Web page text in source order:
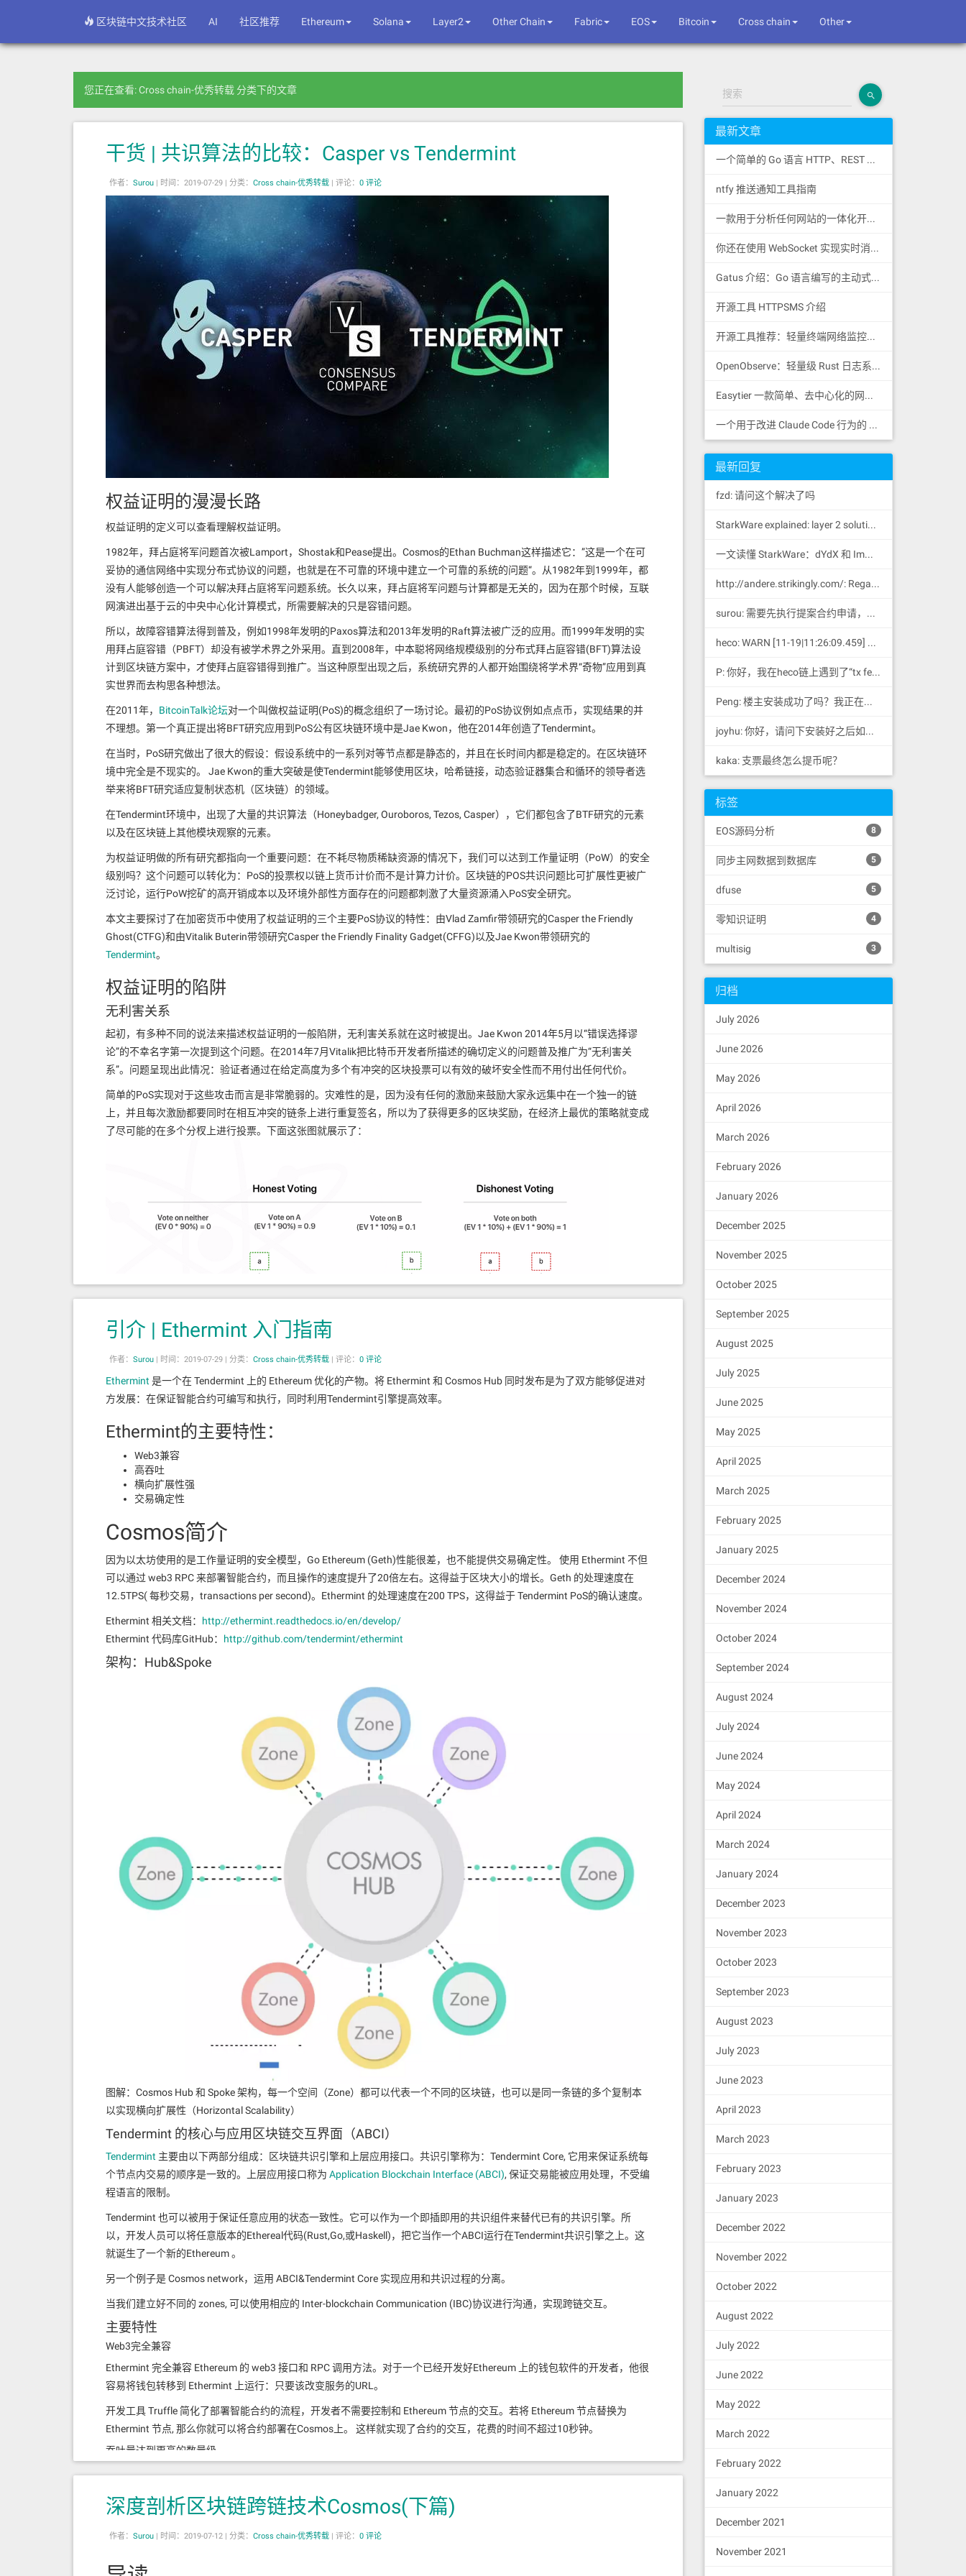
区块链中文技术社区 AI 社区推荐 Ethereum Solana Layer2 Other Chain Fabric EOS Bitcoin Cross chain Other
您正在查看: Cross chain-优秀转载 分类下的文章
干货 | 共识算法的比较：Casper vs Tendermint
作者： Surou | 时间：2019-07-29 | 分类： Cross chain-优秀转载 | 评论： 0 评论
权益证明的漫漫长路
权益证明的定义可以查看理解权益证明。
1982年，拜占庭将军问题首次被Lamport，Shostak和Pease提出。Cosmos的Ethan Buchman这样描述它：”这是一个在可
妥协的通信网络中实现分布式协议的问题，也就是在不可靠的环境中建立一个可靠的系统的问题“。从1982年到1999年，都
没有人能够创造一个可以解决拜占庭将军问题系统。长久以来，拜占庭将军问题与计算都是无关的，因为在那个时候，互联
网演进出基于云的中央中心化计算模式，所需要解决的只是容错问题。
所以，故障容错算法得到普及，例如1998年发明的Paxos算法和2013年发明的Raft算法被广泛的应用。而1999年发明的实
用拜占庭容错（PBFT）却没有被学术界之外采用。直到2008年，中本聪将网络规模级别的分布式拜占庭容错(BFT)算法设
计到区块链方案中，才使拜占庭容错得到推广。当这种原型出现之后，系统研究界的人都开始围绕将学术界“奇物”应用到真
实世界而去构思各种想法。
在2011年， BitcoinTalk论坛对一个叫做权益证明(PoS)的概念组织了一场讨论。最初的PoS协议例如点点币，实现结果的并
不理想。第一个真正提出将BFT研究应用到PoS公有区块链环境中是Jae Kwon，他在2014年创造了Tendermint。
在当时，PoS研究做出了很大的假设：假设系统中的一系列对等节点都是静态的，并且在长时间内都是稳定的。在区块链环
境中完全是不现实的。 Jae Kwon的重大突破是使Tendermint能够使用区块，哈希链接，动态验证器集合和循环的领导者选
举来将BFT研究适应复制状态机（区块链）的领域。
在Tendermint环境中，出现了大量的共识算法（Honeybadger, Ouroboros, Tezos, Casper），它们都包含了BTF研究的元素
以及在区块链上其他模块观察的元素。
为权益证明做的所有研究都指向一个重要问题：在不耗尽物质稀缺资源的情况下，我们可以达到工作量证明（PoW）的安全
级别吗？这个问题可以转化为：PoS的投票权以链上货币计价而不是计算力计价。区块链的POS共识问题比可扩展性更被广
泛讨论，运行PoW挖矿的高开销成本以及环境外部性方面存在的问题都刺激了大量资源涌入PoS安全研究。
本文主要探讨了在加密货币中使用了权益证明的三个主要PoS协议的特性：由Vlad Zamfir带领研究的Casper the Friendly
Ghost(CTFG)和由Vitalik Buterin带领研究Casper the Friendly Finality Gadget(CFFG)以及Jae Kwon带领研究的
Tendermint。
权益证明的陷阱
无利害关系
起初，有多种不同的说法来描述权益证明的一般陷阱，无利害关系就在这时被提出。Jae Kwon 2014年5月以“错误选择谬
论”的不幸名字第一次提到这个问题。在2014年7月Vitalik把比特币开发者所描述的确切定义的问题普及推广为“无利害关
系”。问题呈现出此情况：验证者通过在给定高度为多个有冲突的区块投票可以有效的破坏安全性而不用付出任何代价。
简单的PoS实现对于这些攻击而言是非常脆弱的。灾难性的是，因为没有任何的激励来鼓励大家永远集中在一个独一的链
上，并且每次激励都要同时在相互冲突的链条上进行重复签名，所以为了获得更多的区块奖励，在经济上最优的策略就变成
了尽可能的在多个分杈上进行投票。下面这张图就展示了：
在简单的PoS设计中竞争链上的期待投票数高于单一链上期待的投票数
在工作量证明中，对于在多个链上进行挖矿的矿工“惩罚”是他们必须分开他们的计算力（非常稀缺的资源）。在现代非简并
的PoS设计中，这种成本必须嵌入到协议里面以此模仿物理PoW挖矿的限制。
法 ，这是实现Tendermint共识协议的第一个迭代进展。苛刻以及允许这种惩罚的条件，对于所有的非简并BFT协议都是有帮
助的，甚至在本文中出现的三种共识都采用了。
远程攻击
一个分杈而不用担心被削减。一旦保证金被解除绑定，激励不从某个高度区块前进行长距离投票就被取消了。换句话说，当
超过2/3的验证者解除了绑定，那么他们就可以恶意的创造包含之前验证者集的第二条链，这可能导致任意的交易。
对于权益证明协议这是相当致命的，因为安全模型必然是“主观”的。当参与网络要求大量的社会信息，那么这个安全模型就
会被称为是“主观的”。一个新节点加入网络之后，对于当前网络的状态可能会得出不同的结论，因为他们的决策是基于主观
信息的，即社会声誉。在相反面，工作量证明的安全模型必然是“客观的”，因为当前网络状态总是工作量最多的那个状态，
新节点对于网络状态的结论总是相同的，因为他们的决策是基于客观信息。
模型下进行了纠正，这要求接入到网络中的后续新节点：
当前必须是被绑定的。只相信当前有保证金的验证节点
解除绑定保证金必须要经过一个"解冻"期。解除绑定之后，代币需要数周到数月的“解冻”时间，用以实现“同步性”前提
禁止在N个块之前恢复，其中N是保证金的长度。 这个规则使任何长程分杈无效。
可选择的将验证者集存放在PoW的链上
“解冻”），以防止任何恶意联合验证者 违反安全。在CFFG算法中，一个分杈选择规则永远只能修改最终块之后的块阻止了
远程攻击。通过使用时间戳，在CFFG中的长距离分叉试图修改比最终块还要更早的块的时候会被协议直接忽略掉。
卡特尔形式
“加密货币令人难以置信的集中，挖矿算力也是一样。寡头垄断竞争是很多现实市场的常态。少数相对富有的验证者之间的
——Vlad Zamfir，Casper的历史第4章节
信息解决卡特尔形成，其中的基本原理是：用户最终将不可避免地注意到卡特尔的形成，社会上也会对此到处八卦，然后放
引介 | Ethermint 入门指南
作者： Surou | 时间：2019-07-29 | 分类： Cross chain-优秀转载 | 评论： 0 评论
Ethermint 是一个在 Tendermint 上的 Ethereum 优化的产物。将 Ethermint 和 Cosmos Hub 同时发布是为了双方能够促进对
方发展：在保证智能合约可编写和执行，同时利用Tendermint引擎提高效率。
Ethermint的主要特性：
Web3兼容
高吞吐
横向扩展性强
交易确定性
Cosmos简介
因为以太坊使用的是工作量证明的安全模型，Go Ethereum (Geth)性能很差，也不能提供交易确定性。 使用 Ethermint 不但
可以通过 web3 RPC 来部署智能合约，而且操作的速度提升了20倍左右。这得益于区块大小的增长。Geth 的处理速度在
12.5TPS( 每秒交易，transactions per second)。Ethermint 的处理速度在200 TPS，这得益于 Tendermint PoS的确认速度。
Ethermint 相关文档： http://ethermint.readthedocs.io/en/develop/
Ethermint 代码库GitHub： http://github.com/tendermint/ethermint
架构：Hub&Spoke
图解：Cosmos Hub 和 Spoke 架构，每一个空间（Zone）都可以代表一个不同的区块链，也可以是同一条链的多个复制本
以实现横向扩展性（Horizontal Scalability）
Tendermint 的核心与应用区块链交互界面（ABCI）
Tendermint 主要由以下两部分组成：区块链共识引擎和上层应用接口。共识引擎称为：Tendermint Core, 它用来保证系统每
个节点内交易的顺序是一致的。上层应用接口称为 Application Blockchain Interface (ABCI), 保证交易能被应用处理，不受编
程语言的限制。
Tendermint 也可以被用于保证任意应用的状态一致性。它可以作为一个即插即用的共识组件来替代已有的共识引擎。所
以，开发人员可以将任意版本的Ethereal代码(Rust,Go,或Haskell)，把它当作一个ABCI运行在Tendermint共识引擎之上。这
就诞生了一个新的Ethereum 。
另一个例子是 Cosmos network，运用 ABCI&Tendermint Core 实现应用和共识过程的分离。
当我们建立好不同的 zones, 可以使用相应的 Inter-blockchain Communication (IBC)协议进行沟通，实现跨链交互。
主要特性
Web3完全兼容
Ethermint 完全兼容 Ethereum 的 web3 接口和 RPC 调用方法。对于一个已经开发好Ethereum 上的钱包软件的开发者，他很
容易将钱包转移到 Ethermint 上运行：只要该改变服务的URL。
开发工具 Truffle 简化了部署智能合约的流程，开发者不需要控制和 Ethereum 节点的交互。若将 Ethereum 节点替换为
Ethermint 节点, 那么你就可以将合约部署在Cosmos上。 这样就实现了合约的交互，花费的时间不超过10秒钟。
吞吐量达到更高的数量级
倍，这意味着不会再因为网络缓慢的交易导致费用上涨。 因此，在 Ethermint 中执行一个合约可节省20到50倍的交易费
Ethereum 目前的主要问题之一是可扩展性。 Ethereum 处理速度在12.5 TPS，这就是网络到达瓶颈的地方。 Ethermint 的上
深度剖析区块链跨链技术Cosmos(下篇)
作者： Surou | 时间：2019-07-12 | 分类： Cross chain-优秀转载 | 评论： 0 评论
搜索
最新文章
一个简单的 Go 语言 HTTP、REST 和 SSE 客户端库
ntfy 推送通知工具指南
一款用于分析任何网站的一体化开源情报工具
你还在使用 WebSocket 实现实时消息推送吗？
Gatus 介绍：Go 语言编写的主动式健康监控状态页
开源工具 HTTPSMS 介绍
开源工具推荐：轻量终端网络监控工具 RustNet
OpenObserve：轻量级 Rust 日志系统
Easytier 一款简单、去中心化的网状 VPN，支持 WireGuard
一个用于改进 Claude Code 行为的 CLAUDE.md 文件，源自 Andrej Karpathy 对 LLM 编码陷阱的观察。
最新回复
fzd: 请问这个解决了吗
StarkWare explained: layer 2 solution provider of dYdX and iMMUTABLE R11; BitKeep News: [...]Layer 2: https://...
一文读懂 StarkWare：dYdX 和 Immutable 背后的 L2 方案 R11; BitKeep 博客: [...]Layer 2:Comparing Laye...
http://andere.strikingly.com/: Regards, Great stuff!
surou: 需要先执行提案合约申请，等待出块节点地址同意后，才会进...
heco: WARN [11-19|11:26:09.459] N...
P: 你好，我在heco链上遇到了“tx fee excee...
Peng: 楼主安装成功了吗？我正在同步区块链，一天了，差不多才同...
joyhu: 你好，请问下安装好之后如何获取到bee.yaml配置文...
kaka: 支票最终怎么提币呢？
标签
EOS源码分析 8
同步主网数据到数据库 5
dfuse 5
零知识证明 4
multisig 3
归档
July 2026
June 2026
May 2026
April 2026
March 2026
February 2026
January 2026
December 2025
November 2025
October 2025
September 2025
August 2025
July 2025
June 2025
May 2025
April 2025
March 2025
February 2025
January 2025
December 2024
November 2024
October 2024
September 2024
August 2024
July 2024
June 2024
May 2024
April 2024
March 2024
January 2024
December 2023
November 2023
October 2023
September 2023
August 2023
July 2023
June 2023
April 2023
March 2023
February 2023
January 2023
December 2022
November 2022
October 2022
August 2022
July 2022
June 2022
May 2022
March 2022
February 2022
January 2022
December 2021
November 2021